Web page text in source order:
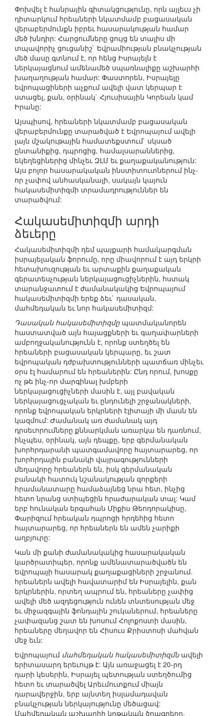
Փոխվել է հանրային գիտակցությունը, որն այլեւս չի
դիտարկում հրեաների նկատմամբ բացասական
վերաբերմունքն իբրեւ հասարակության համար
մեծ խնդիր: Հարցումները ցույց են տալիս մի
տպավորիչ ցուցանիշ` Եվրամիության բնակչության
մեծ մասը գտնում է, որ հենց Իսրայելն է
ներկայացնում ամենամեծ սպառնալիքը աշխարհի
խաղաղության համար: Փաստորեն, Իսրայելը
եվրոպացիների աչքում ավելի վատ կերպար է
ստացել, քան, օրինակ` Հյուսիսային Կորեան կամ
Իրանը:
Այսպիսով, հրեաների նկատմամբ բացասական
վերաբերմունքը տարածված է Եվրոպայում ավելի
լայն մշակութային համատեքստում` սկսած
ընտանիքից, դպրոցից, համալսարաններից,
եկեղեցիներից մինչեւ ԶԼՄ եւ քաղաքականություն:
Այս բոլոր հասարակական ինստիտուտներում ինչ-
որ չափով անհասկանալի, սակայն կայուն
հակասեմիտիզմի տրամադրություններ են
տարածվում:
Հակասեմիտիզմի արդի
ձեւերը
Հակասեմիտիզմի դեմ պայքարի համակարգման
իսրայելական ֆորումը, որը միավորում է այդ երկրի
հետախուզության եւ արտաքին քաղաքական
գերատեսչության ներկայացուցիչներին, հստակ
տարանջատում է ժամանակակից Եվրոպայում
հակասեմիտիզմի երեք ձեւ` դասական,
մահմեդական եւ նոր հակասեմիտիզմ:
Դասական հակասեմիտիզմը պատմականորեն
հաստատված այն հայացքների եւ գաղափարների
ամբողջականությունն է, որոնք ստեղծել են
հրեաների բացասական կերպարը, եւ շատ
եվրոպական դժբախտությունների պատճառ մինչեւ
օրս էլ համարում են հրեաներին: Ընդ որում, խոսքը
ոչ թե ինչ-որ մարգինալ խմբերի
ներկայացուցիչների մասին է, այլ բավական
ներկայացուցչական եւ ընդունելի շրջանակների,
որոնք եվրոպական երկրների էլիտայի մի մասն են
կազմում: Ժամանակ առ ժամանակ այդ
դրսեւորումները քննարկման առարկա են դառնում,
ինչպես, օրինակ, այն դեպքը, երբ գերմանական
խորհրդարանի պատգամավորը հայտարարեց, որ
խորհրդային բանակի վայրագությունների
մեղավորը հրեաներն են, իսկ գերմանական
բանակի հատուկ նշանակության զորքերի
հրամանատարը համաձայնեց նրա հետ, ինչից
հետո նրանց ստիպեցին հրաժարական տալ: Կամ
երբ հունական երգահան Միքիս Թեոդորակիսը,
Փարիզում հրեական դպրոցի հրդեհից հետո
հայտարարեց, որ հրեաներն են ամեն չարիքի
աղբյուրը:
Կան մի քանի ժամանակակից հասարակական
կարծրատիպեր, որոնք ամենատարածվածն են
Եվրոպայի հասարակ քաղաքացիների շրջանում.
հրեաներն ավելի հավատարիմ են Իսրայելին, քան
երկրներին, որտեղ ապրում են, հրեաները չափից
ավելի մեծ ազդեցություն ունեն տնտեսության մեջ
եւ միջազգային ֆոնդային շուկաներում, հրեաները
չափազանց շատ են խոսում Հոլոքոստի մասին,
հրեաները մեղավոր են Հիսուս Քրիստոսի մահվան
մեջ եւն:
Եվրոպայում մահմեդական հակասեմիտիզմնավելի
երիտասարդ երեւույթ է: Այն առաջացել է 20-րդ
դարի կեսերին, Իսրայել պետության ստեղծումից
հետո եւ տարածվել Արեւմուտքում միայն
դարավերջին, երբ այնտեղ իսլամադավան
բնակչության ներկայությունը մեծացավ:
Մահմեդական աշխարհի կրթական ծրագրերը,